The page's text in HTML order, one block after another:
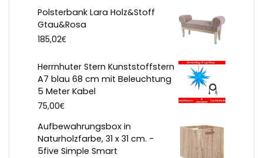
Polsterbank Lara Holz&Stoff
Gtau&Rosa
185,02€
Herrnhuter Stern Kunststoffstern
A7 blau 68 cm mit Beleuchtung
5 Meter Kabel
75,00€
Aufbewahrungsbox in
Naturholzfarbe, 31 x 31 cm. -
5five Simple Smart